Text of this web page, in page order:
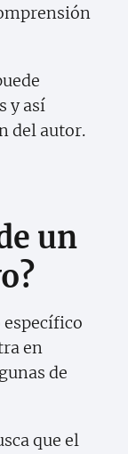
y así
del autor.
un
en
de
que el